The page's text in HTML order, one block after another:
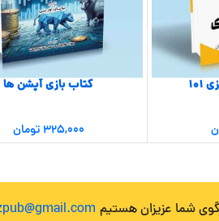
کتاب بازی آپشن ها
۳۲۵,۰۰۰تومان